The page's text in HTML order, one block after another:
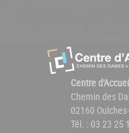
Centre
Chemin des
02160
Tél. : 03 23 25